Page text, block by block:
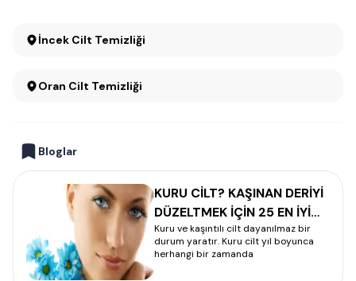
İncek Cilt Temizliği
Oran Cilt Temizliği
Bloglar
KURU CİLT? KAŞINAN DERİYİ
DÜZELTMEK İÇİN 25 EN İYİ
YÖNTEM
Kuru ve kaşıntılı cilt dayanılmaz bir
durum yaratır. Kuru cilt yıl boyunca
herhangi bir zamanda